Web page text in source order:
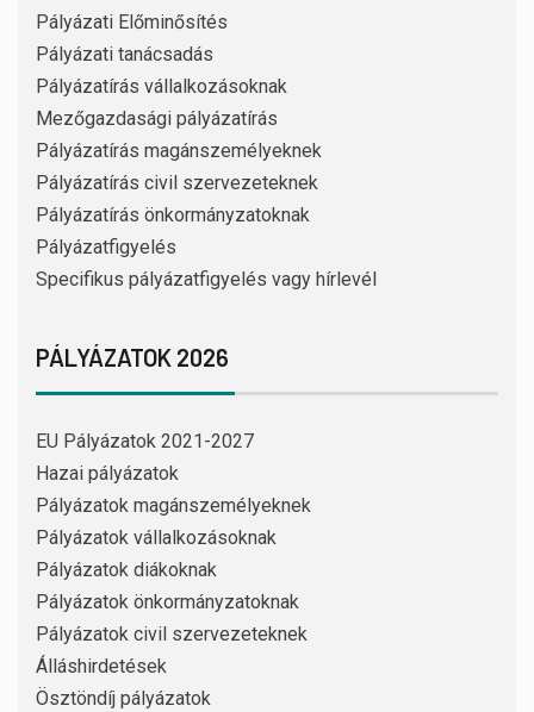
Pályázati Előminősítés
Pályázati tanácsadás
Pályázatírás vállalkozásoknak
Mezőgazdasági pályázatírás
Pályázatírás magánszemélyeknek
Pályázatírás civil szervezeteknek
Pályázatírás önkormányzatoknak
Pályázatfigyelés
Specifikus pályázatfigyelés vagy hírlevél
PÁLYÁZATOK 2026
EU Pályázatok 2021-2027
Hazai pályázatok
Pályázatok magánszemélyeknek
Pályázatok vállalkozásoknak
Pályázatok diákoknak
Pályázatok önkormányzatoknak
Pályázatok civil szervezeteknek
Álláshirdetések
Ösztöndíj pályázatok